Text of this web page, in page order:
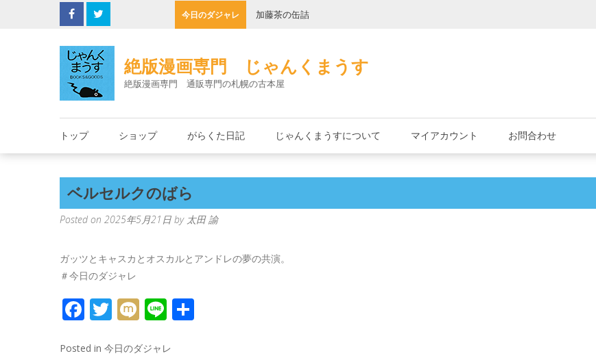
今日のダジャレ 加藤茶の缶詰
絶版漫画専門 じゃんくまうす
絶版漫画専門 通販専門の札幌の古本屋
トップ ショップ がらくた日記 じゃんくまうすについて マイアカウント お問合わせ
ベルセルクのばら
Posted on 2025年5月21日 by 太田 諭
ガッツとキャスカとオスカルとアンドレの夢の共演。
＃今日のダジャレ
FACEBOOK
TWITTER
MIXILINE
Posted in 今日のダジャレ